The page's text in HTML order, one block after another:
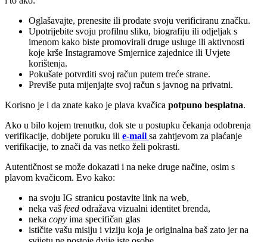
Oglašavajte, prenesite ili prodate svoju verificiranu značku.
Upotrijebite svoju profilnu sliku, biografiju ili odjeljak s
imenom kako biste promovirali druge usluge ili aktivnosti
koje krše Instagramove Smjernice zajednice ili Uvjete
korištenja.
Pokušate potvrditi svoj račun putem treće strane.
Previše puta mijenjajte svoj račun s javnog na privatni.
Korisno je i da znate kako je plava kvačica potpuno besplatna.
Ako u bilo kojem trenutku, dok ste u postupku čekanja odobrenja
verifikacije, dobijete poruku ili e-mail sa zahtjevom za plaćanje
verifikacije, to znači da vas netko želi pokrasti.
Autentičnost se može dokazati i na neke druge načine, osim s
plavom kvačicom. Evo kako:
na svoju IG stranicu postavite link na web,
neka vaš feed odražava vizualni identitet brenda,
neka copy ima specifičan glas
ističite vašu misiju i viziju koja je originalna baš zato jer na